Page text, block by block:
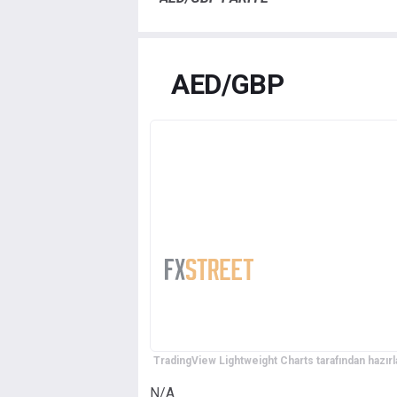
AED/GBP
TradingView Lightweight Charts tarafından
N/A